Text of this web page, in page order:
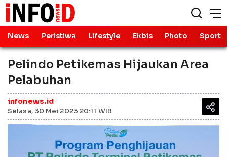
News Peristiwa Lifestyle Ekbis Photo Sport
Pelindo Petikemas Hijaukan Area
Pelabuhan
infonews.id
Selasa, 30 Mei 2023 20:11 WIB